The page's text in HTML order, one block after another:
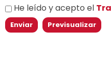
He leído y acepto el